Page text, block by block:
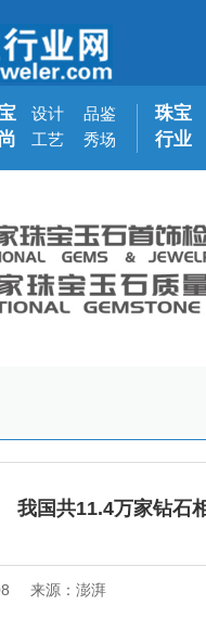
设计
工艺
品鉴
秀场
珠宝
行业
我国共11.4万家钻石
来源：澎湃